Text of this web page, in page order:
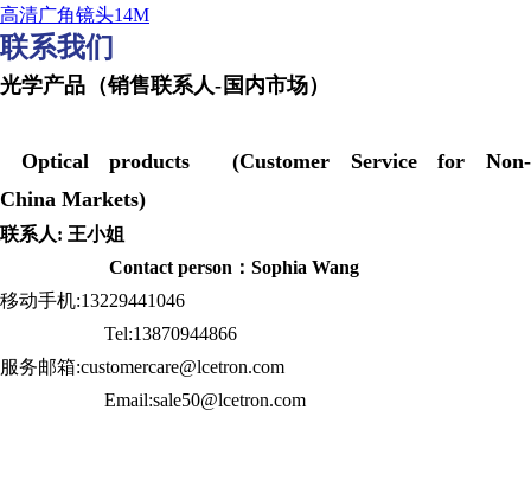
高清广角镜头14M
联系我们
光学产品（销售联系人-国内市场）
Optical products (Customer Service for Non-
China Markets)
联系人: 王小姐
Contact person：Sophia Wang
移动手机:13229441046
Tel:13870944866
服务邮箱:customercare@lcetron.com
Email:sale50@lcetron.com